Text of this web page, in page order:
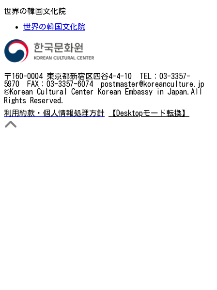
世界の韓国文化院
世界の韓国文化院
〒160-0004 東京都新宿区四谷4-4-10 TEL：03-3357-
5970 FAX：03-3357-6074 postmaster@koreanculture.jp
©Korean Cultural Center Korean Embassy in Japan.All
Rights Reserved.
利用約款・個人情報処理方針
【Desktopモード転換】